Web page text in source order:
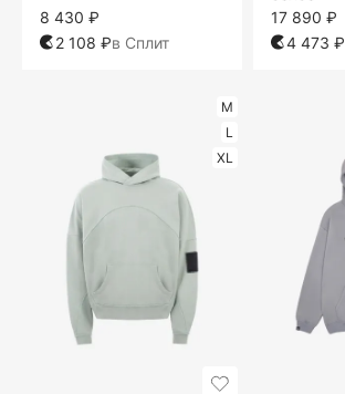
8 430 ₽
2 108 ₽в Сплит
17 890 ₽
4 473 ₽
M
L
XL